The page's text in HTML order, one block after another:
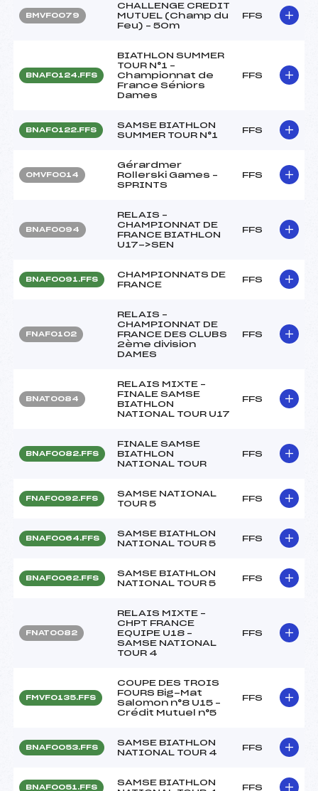
BMVF0079
CHALLENGE CREDIT
MUTUEL (Champ du
Feu) – 50m
FFS
BNAF0124.FFS
BIATHLON SUMMER
TOUR N°1 –
Championnat de
France Séniors
Dames
FFS
BNAF0122.FFS
SAMSE BIATHLON
SUMMER TOUR N°1
FFS
OMVF0014
Gérardmer
Rollerski Games –
SPRINTS
FFS
BNAF0094
RELAIS –
CHAMPIONNAT DE
FRANCE BIATHLON
U17->SEN
FFS
BNAF0091.FFS
CHAMPIONNATS DE
FRANCE
FFS
FNAF0102
RELAIS –
CHAMPIONNAT DE
FRANCE DES CLUBS
2ème division
DAMES
FFS
BNAT0084
RELAIS MIXTE –
FINALE SAMSE
BIATHLON
NATIONAL TOUR U17
FFS
BNAF0082.FFS
FINALE SAMSE
BIATHLON
NATIONAL TOUR
FFS
FNAF0092.FFS
SAMSE NATIONAL
TOUR 5
FFS
BNAF0064.FFS
SAMSE BIATHLON
NATIONAL TOUR 5
FFS
BNAF0062.FFS
SAMSE BIATHLON
NATIONAL TOUR 5
FFS
FNAT0082
RELAIS MIXTE –
CHPT FRANCE
EQUIPE U18 –
SAMSE NATIONAL
TOUR 4
FFS
FMVF0135.FFS
COUPE DES TROIS
FOURS Big-Mat
Salomon n°8 U15 –
Crédit Mutuel n°5
FFS
BNAF0053.FFS
SAMSE BIATHLON
NATIONAL TOUR 4
FFS
BNAF0051.FFS
SAMSE BIATHLON
FFS